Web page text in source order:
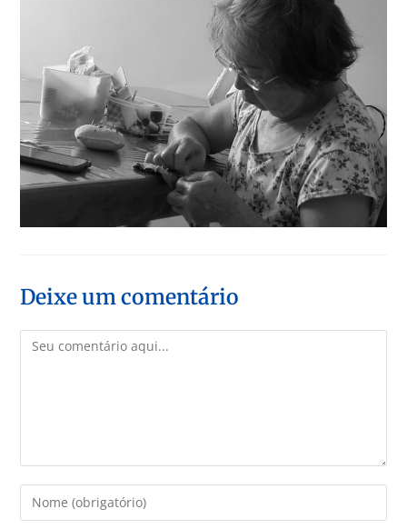
Deixe um comentário